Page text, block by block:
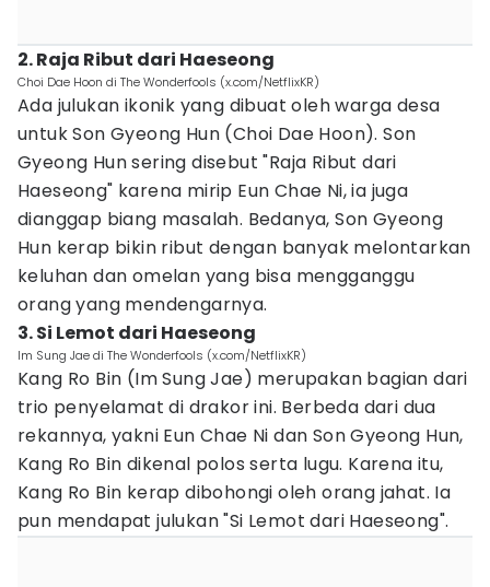
2. Raja Ribut dari Haeseong
Choi Dae Hoon di The Wonderfools (x.com/NetflixKR)
Ada julukan ikonik yang dibuat oleh warga desa
untuk Son Gyeong Hun (Choi Dae Hoon). Son
Gyeong Hun sering disebut "Raja Ribut dari
Haeseong" karena mirip Eun Chae Ni, ia juga
dianggap biang masalah. Bedanya, Son Gyeong
Hun kerap bikin ribut dengan banyak melontarkan
keluhan dan omelan yang bisa mengganggu
orang yang mendengarnya.
3. Si Lemot dari Haeseong
Im Sung Jae di The Wonderfools (x.com/NetflixKR)
Kang Ro Bin (Im Sung Jae) merupakan bagian dari
trio penyelamat di drakor ini. Berbeda dari dua
rekannya, yakni Eun Chae Ni dan Son Gyeong Hun,
Kang Ro Bin dikenal polos serta lugu. Karena itu,
Kang Ro Bin kerap dibohongi oleh orang jahat. Ia
pun mendapat julukan "Si Lemot dari Haeseong".